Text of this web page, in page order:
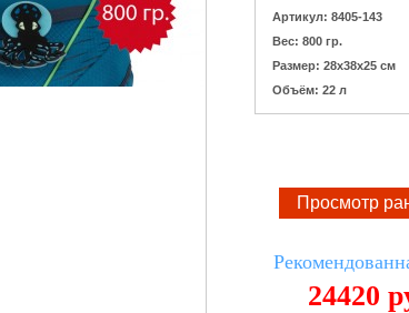
24420
Артикул: 8405-143
Вес: 800 гр.
Размер: 28x38x25 см
Объём: 22 л
Просмотр